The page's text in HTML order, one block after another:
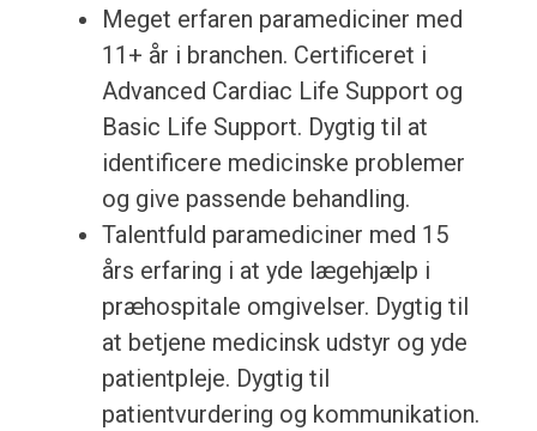
Meget erfaren paramediciner med
11+ år i branchen. Certificeret i
Advanced Cardiac Life Support og
Basic Life Support. Dygtig til at
identificere medicinske problemer
og give passende behandling.
Talentfuld paramediciner med 15
års erfaring i at yde lægehjælp i
præhospitale omgivelser. Dygtig til
at betjene medicinsk udstyr og yde
patientpleje. Dygtig til
patientvurdering og kommunikation.